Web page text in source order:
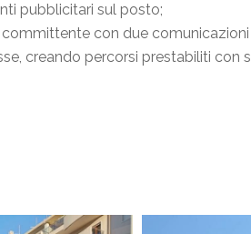
pubblicitari sul posto;
con due comunicazioni
creando percorsi prestabiliti